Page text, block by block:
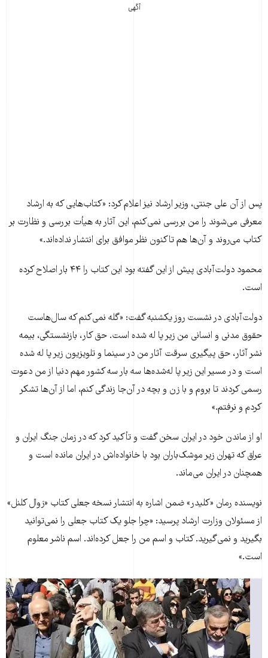
آگهی
پس از آن علی جنتی، وزیر ارشاد نیز اعلام کرد: «کتاب‌هايی که به ارشاد
معرفی می‌شوند را من بررسی نمی‌کنم، اين آثار به هيأت بررسی و نظارت بر
کتاب می‌روند و آن‌ها هم تاکنون نظر موافق برای انتشار نداده‌اند.»
محمود دولت‌آبادی پیش از این گفته بود اين کتاب را ۴۴ بار اصلاح کرده
است.
دولت‌آبادی در نشست روز یکشنبه گفت: «گله نمی‌کنم که سال‌هاست
حقوق مدنی و انسانی من زير پا له شده است. حق کار، بازنشستگی، بيمه
نشر آثار، حق پيگيری سرقت آثار من در سينما و تلويزيون زير پا له شده
است و در مسير اين زير پا له‌شده‌ها سه بار سه کشور مهم دنيا از من دعوت
رسمی کردند تا بروم و با زن و بچه در آن‌جا زندگی کنم، اما از آن‌ها تشکر
کردم و نرفتم.»
او از ماندن خود در ایران سخن گفت و تأکید کرد که در زمان جنگ ایران و
عراق که تهران زیر موشک‌باران بود با خانواده‌اش در ایران مانده است و
همچنان در ایران می‌ماند.
نویسنده رمان «کلیدر» ضمن اشاره به انتشار نسخه جعلی کتاب «زوال کلنل»
از مسئولان وزارت ارشاد پرسید: «چرا جلو يک کتاب جعلی را نمی‌توانيد
بگيريد و نمی‌گيريد. کتاب و اسم من را جعل کرده‌اند. اسم ناشر معلوم
است.»